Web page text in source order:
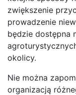
zwiększenie
prowadzenie
będzie dostępna
okolicy.
Nie można
organizacją